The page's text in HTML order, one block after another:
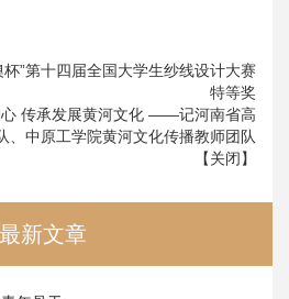
杯”第十四届全国大学生纱线设计大赛
特等奖
心 传承发展黄河文化​ ——记河南省高
、中原工学院黄河文化传播教师团队
【关闭】
最新文章